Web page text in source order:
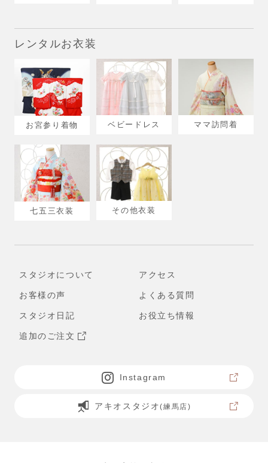
レンタルお衣装
お宮参り着物 ベビードレス ママ訪問着
七五三衣装 その他衣装
スタジオについて アクセス
お客様の声 よくある質問
スタジオ日記 お役立ち情報
追加のご注文
Instagram
アキオスタジオ(練馬店)